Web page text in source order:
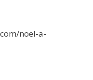
noel-a-